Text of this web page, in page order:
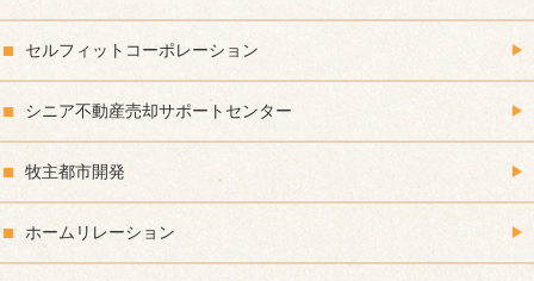
セルフィットコーポレーション
シニア不動産売却サポートセンター
牧主都市開発
ホームリレーション